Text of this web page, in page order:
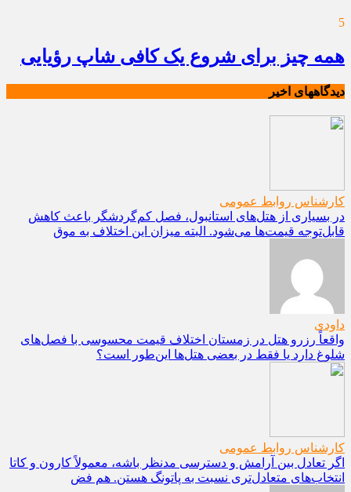
5
همه چیز برای شروع یک کافی شاپ رؤیایی
دیدگاههای اخیر
کارشناس روابط عمومی
در بسیاری از هتل‌های استانبول، فصل کم‌گردشگر باعث کاهش
قابل‌توجه قیمت‌ها می‌شود. البته میزان این اختلاف به موق
داودی
واقعاً رزرو هتل در زمستان اختلاف قیمت محسوسی با فصل‌های
شلوغ دارد یا فقط در بعضی هتل‌ها این‌طور است؟
کارشناس روابط عمومی
اگر تعادل بین آرامش و دسترسی مدنظر باشه، معمولاً کارون و کاتا
انتخاب‌های متعادل‌تری نسبت به پاتونگ هستن. هم فض